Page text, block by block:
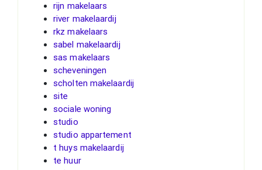
rijn makelaars
river makelaardij
rkz makelaars
sabel makelaardij
sas makelaars
scheveningen
scholten makelaardij
site
sociale woning
studio
studio appartement
t huys makelaardij
te huur